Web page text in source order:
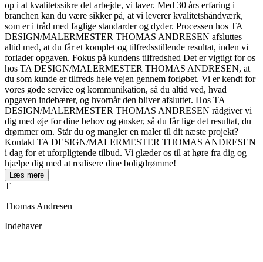
op i at kvalitetssikre det arbejde, vi laver. Med 30 års erfaring i
branchen kan du være sikker på, at vi leverer kvalitetshåndværk,
som er i tråd med faglige standarder og dyder. Processen hos TA
DESIGN/MALERMESTER THOMAS ANDRESEN afsluttes
altid med, at du får et komplet og tilfredsstillende resultat, inden vi
forlader opgaven. Fokus på kundens tilfredshed Det er vigtigt for os
hos TA DESIGN/MALERMESTER THOMAS ANDRESEN, at
du som kunde er tilfreds hele vejen gennem forløbet. Vi er kendt for
vores gode service og kommunikation, så du altid ved, hvad
opgaven indebærer, og hvornår den bliver afsluttet. Hos TA
DESIGN/MALERMESTER THOMAS ANDRESEN rådgiver vi
dig med øje for dine behov og ønsker, så du får lige det resultat, du
drømmer om. Står du og mangler en maler til dit næste projekt?
Kontakt TA DESIGN/MALERMESTER THOMAS ANDRESEN
i dag for et uforpligtende tilbud. Vi glæder os til at høre fra dig og
hjælpe dig med at realisere dine boligdrømme!
Læs mere
T
Thomas Andresen
Indehaver